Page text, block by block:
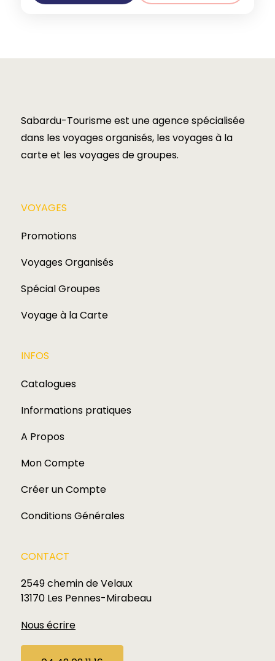
Sabardu-Tourisme est une agence spécialisée
dans les voyages organisés, les voyages à la
carte et les voyages de groupes.​
VOYAGES​
Promotions
Voyages Organisés
Spécial Groupes
Voyage à la Carte
INFOS
Catalogues
Informations pratiques
A Propos
Mon Compte
Créer un Compte
Conditions Générales
CONTACT
2549 chemin de Velaux
13170 Les Pennes-Mirabeau
Nous écrire